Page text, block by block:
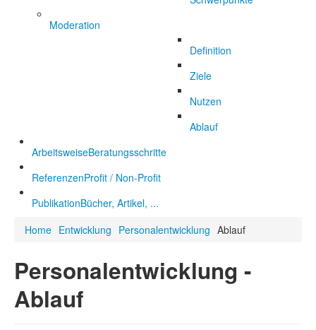
Moderation
Definition
Ziele
Nutzen
Ablauf
ArbeitsweiseBeratungsschritte
ReferenzenProfit / Non-Profit
PublikationBücher, Artikel, ...
Home Entwicklung Personalentwicklung Ablauf
Personalentwicklung -
Ablauf